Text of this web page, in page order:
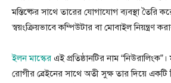
মস্তিষ্কের সাথে তারের যোগাযোগ ব্যবস্থা তৈরি
স্বয়ংক্রিয়ভাবে কম্পিউটার বা মোবাইল নিয়ন্ত্রণ
ইলন মাস্কের এই প্রতিষ্ঠানটির নাম
রোগীর ব্রেইনের সাথে অতী সুক্ষ তার দিয়ে একটি